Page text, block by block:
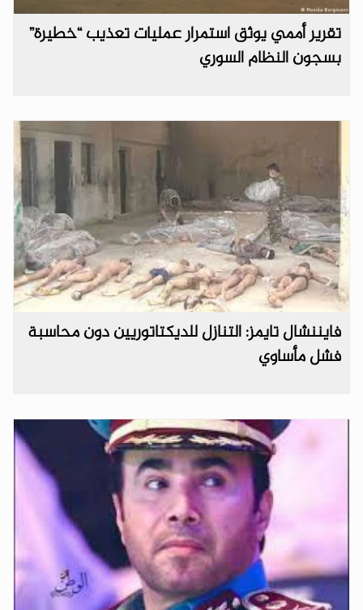
تقرير أممي يوثق استمرار عمليات تعذيب “خطيرة”
بسجون النظام السوري
فايننشال تايمز: التنازل للديكتاتوريين دون محاسبة
فشل مأساوي